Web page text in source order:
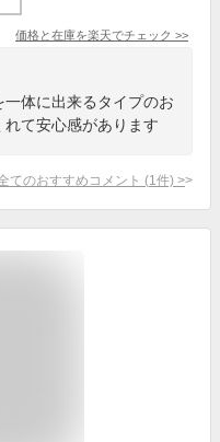
価格と在庫を楽天でチェック >>
体に出来るタイプのお
て安心感があります
てのおすすめコメント (1 件) >